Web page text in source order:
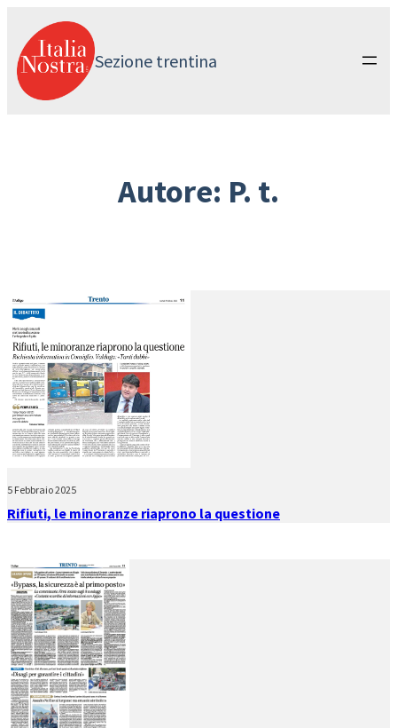
contenuto
Sezione trentina
Autore: P. t.
5 Febbraio 2025
Rifiuti, le minoranze riaprono la questione